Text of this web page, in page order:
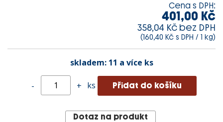
Cena s DPH:
401,00 Kč
358,04 Kč bez DPH
(160,40 Kč s DPH / 1 kg)
skladem: 11 a více ks
- + ks
Dotaz na produkt